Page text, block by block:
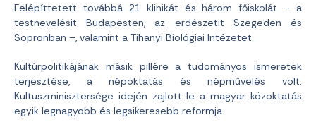
Felépíttetett továbbá 21 klinikát és három főiskolát – a
testnevelésit Budapesten, az erdészetit Szegeden és
Sopronban –, valamint a Tihanyi Biológiai Intézetet.
Kultúrpolitikájának másik pillére a tudományos ismeretek
terjesztése, a népoktatás és népművelés volt.
Kultuszminisztersége idején zajlott le a magyar közoktatás
egyik legnagyobb és legsikeresebb reformja.